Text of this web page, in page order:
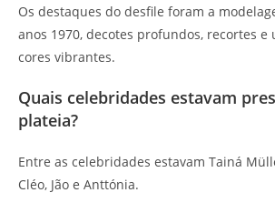
Os destaques do desfile foram a
anos 1970, decotes profundos, recortes e
cores vibrantes.
Quais celebridades estavam
plateia?
Entre as celebridades estavam Tainá
Cléo, Jão e Anttónia.